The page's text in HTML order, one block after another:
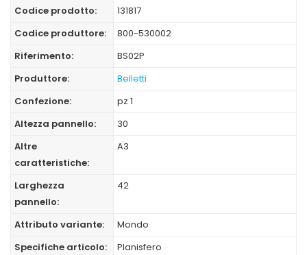
Codice prodotto:
131817
Codice produttore:
800-530002
Riferimento:
BS02P
Produttore:
Belletti
Confezione:
pz 1
Altezza pannello:
30
Altre
caratteristiche:
A3
Larghezza
pannello:
42
Attributo variante:
Mondo
Specifiche articolo:
Planisfero